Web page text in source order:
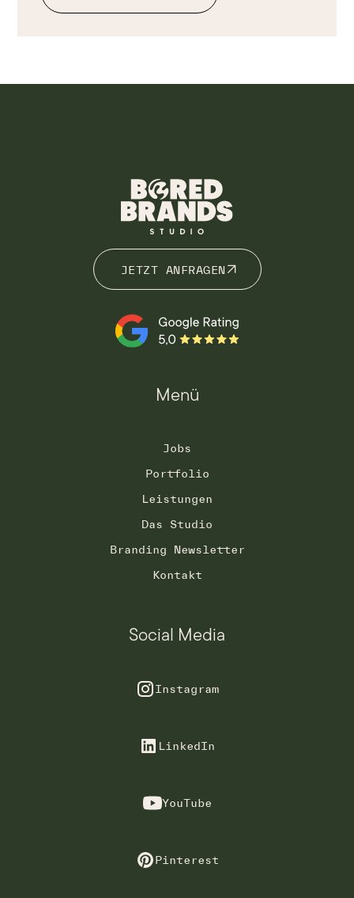
JETZT ANFRAGEN
Menü
Jobs
Portfolio
Leistungen
Das Studio
Branding Newsletter
Kontakt
Social Media
Instagram
LinkedIn
YouTube
Pinterest